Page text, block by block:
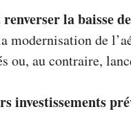
la baisse
modernisation de
ou, au contraire,
investissements